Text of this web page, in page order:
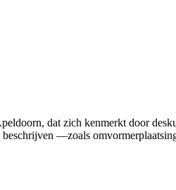
dat zich kenmerkt door
—zoals